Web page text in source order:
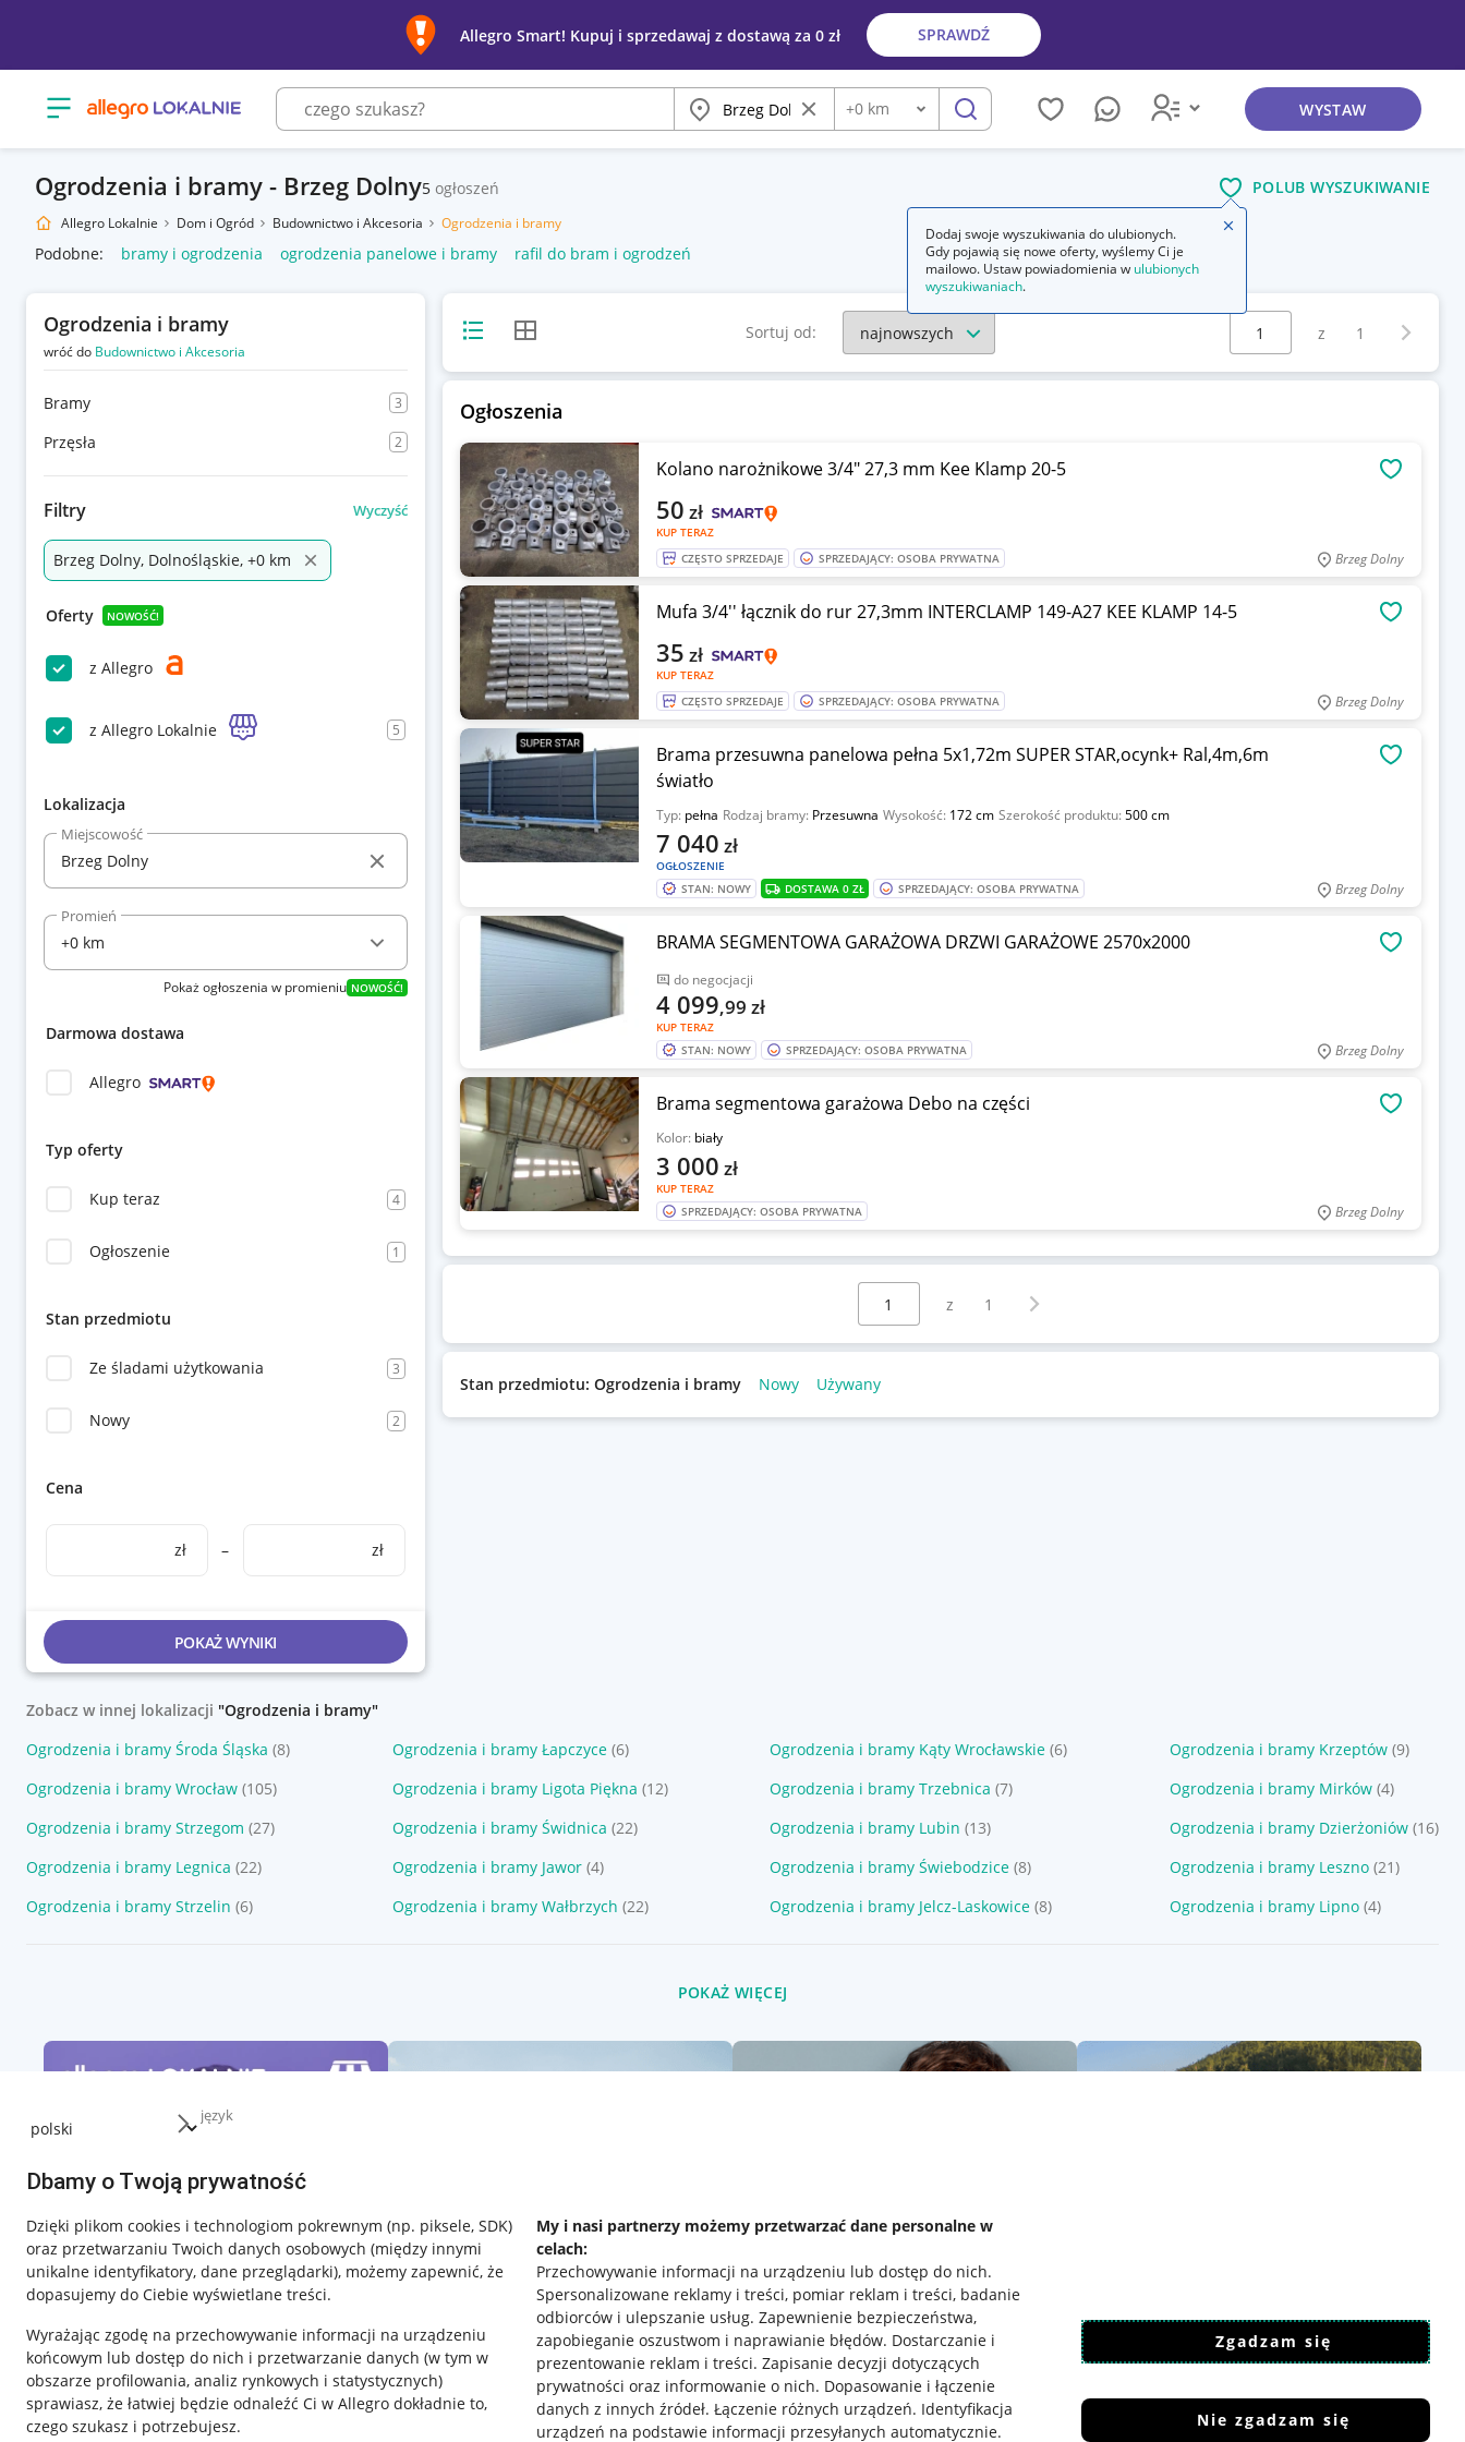
język
Dbamy o Twoją prywatność
Dzięki plikom cookies i technologiom pokrewnym (np. piksele, SDK)
oraz przetwarzaniu Twoich danych osobowych (między innymi
unikalne identyfikatory, dane przeglądarki), możemy zapewnić, że
dopasujemy do Ciebie wyświetlane treści.
Wyrażając zgodę na przechowywanie informacji na urządzeniu
końcowym lub dostęp do nich i przetwarzanie danych (w tym w
obszarze profilowania, analiz rynkowych i statystycznych)
sprawiasz, że łatwiej będzie odnaleźć Ci w Allegro dokładnie to,
czego szukasz i potrzebujesz.
My i nasi partnerzy możemy przetwarzać dane personalne w
celach:
Przechowywanie informacji na urządzeniu lub dostęp do nich.
Spersonalizowane reklamy i treści, pomiar reklam i treści, badanie
odbiorców i ulepszanie usług. Zapewnienie bezpieczeństwa,
zapobieganie oszustwom i naprawianie błędów. Dostarczanie i
prezentowanie reklam i treści. Zapisanie decyzji dotyczących
prywatności oraz informowanie o nich. Dopasowanie i łączenie
danych z innych źródeł. Łączenie różnych urządzeń. Identyfikacja
urządzeń na podstawie informacji przesyłanych automatycznie.
Zgadzam się
Nie zgadzam się
Allegro Smart! Kupuj i sprzedawaj z dostawą za 0 zł SPRAWDŹ
Otwórz menu z kategoriami Miasto Wyczyść frazę
Odległość
+0 km szukaj WYSTAW
Ogrodzenia i bramy - Brzeg Dolny5 ogłoszeń POLUB WYSZUKIWANIE
Allegro Lokalnie Dom i Ogród Budownictwo i Akcesoria Ogrodzenia i bramy
Podobne: bramy i ogrodzenia ogrodzenia panelowe i bramy rafil do bram i ogrodzeń
Ogrodzenia i bramy
wróć do Budownictwo i Akcesoria
Bramy 3
Przęsła 2
Filtry Wyczyść
Brzeg Dolny, Dolnośląskie, +0 km
Oferty NOWOŚĆ!
z Allegro
z Allegro Lokalnie 5
Lokalizacja
Miejscowość
Promień
Pokaż ogłoszenia w promieniu NOWOŚĆ!
Darmowa dostawa
Allegro
Typ oferty
Kup teraz 4
Ogłoszenie 1
Stan przedmiotu
Ze śladami użytkowania 3
Nowy 2
Cena
zł – zł
POKAŻ WYNIKI
Widok listyWidok siatki Sortuj od:
Wybierz stronę:
z 1
Ogłoszenia
Kolano narożnikowe 3/4" 27,3 mm Kee Klamp 20-5
KUP TERAZ
50 zł
CZĘSTO SPRZEDAJE SPRZEDAJĄCY: OSOBA PRYWATNA Brzeg Dolny
Mufa 3/4'' łącznik do rur 27,3mm INTERCLAMP 149-A27 KEE KLAMP 14-5
KUP TERAZ
35 zł
CZĘSTO SPRZEDAJE SPRZEDAJĄCY: OSOBA PRYWATNA Brzeg Dolny
Brama przesuwna panelowa pełna 5x1,72m SUPER STAR,ocynk+ Ral,4m,6m
światło
Typ: pełna Rodzaj bramy: Przesuwna Wysokość: 172 cm Szerokość produktu:500 cm
OGŁOSZENIE
7 040 zł
STAN: NOWY DOSTAWA 0 ZŁ SPRZEDAJĄCY: OSOBA PRYWATNA Brzeg Dolny
BRAMA SEGMENTOWA GARAŻOWA DRZWI GARAŻOWE 2570x2000
do negocjacji
KUP TERAZ
4 099,99 zł
STAN: NOWY SPRZEDAJĄCY: OSOBA PRYWATNA Brzeg Dolny
Brama segmentowa garażowa Debo na części
Kolor: biały
KUP TERAZ
3 000 zł
SPRZEDAJĄCY: OSOBA PRYWATNA Brzeg Dolny
Wybierz stronę:
z 1 Następna strona
Stan przedmiotu: Ogrodzenia i bramy Nowy Używany
Zobacz w innej lokalizacji "Ogrodzenia i bramy"
Ogrodzenia i bramy Środa Śląska (8) Ogrodzenia i bramy Łapczyce (6) Ogrodzenia i bramy Kąty Wrocławskie (6) Ogrodzenia i bramy Krzeptów (9)
Ogrodzenia i bramy Wrocław (105) Ogrodzenia i bramy Ligota Piękna (12) Ogrodzenia i bramy Trzebnica (7) Ogrodzenia i bramy Mirków (4)
Ogrodzenia i bramy Strzegom (27) Ogrodzenia i bramy Świdnica (22) Ogrodzenia i bramy Lubin (13) Ogrodzenia i bramy Dzierżoniów (16)
Ogrodzenia i bramy Legnica (22) Ogrodzenia i bramy Jawor (4) Ogrodzenia i bramy Świebodzice (8) Ogrodzenia i bramy Leszno (21)
Ogrodzenia i bramy Strzelin (6) Ogrodzenia i bramy Wałbrzych (22) Ogrodzenia i bramy Jelcz-Laskowice (8) Ogrodzenia i bramy Lipno (4)
POKAŻ WIĘCEJ
Przydatne informacje Pobierz aplikację
Dodaj swoje wyszukiwania do ulubionych.
Gdy pojawią się nowe oferty, wyślemy Ci je
mailowo. Ustaw powiadomienia w ulubionych
wyszukiwaniach.
Zamknij wskazówkę